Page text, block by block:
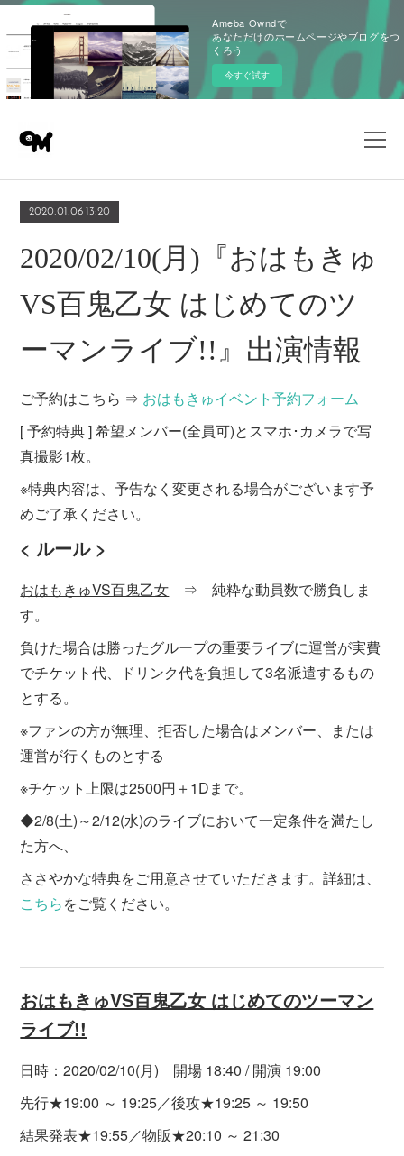
Ameba Owndで
あなただけのホームページやブログをつ
くろう
今すぐ試す
2020.01.06 13:20
2020/02/10(月)『おはもきゅ
VS百鬼乙女 はじめてのツ
ーマンライブ!!』出演情報
ご予約はこちら ⇒ おはもきゅイベント予約フォーム
[ 予約特典 ] 希望メンバー(全員可)とスマホ･カメラで写
真撮影1枚。
※特典内容は、予告なく変更される場合がございます予
めご了承ください。
< ルール >
おはもきゅVS百鬼乙女 ⇒ 純粋な動員数で勝負しま
す。
負けた場合は勝ったグループの重要ライブに運営が実費
でチケット代、ドリンク代を負担して3名派遣するもの
とする。
※ファンの方が無理、拒否した場合はメンバー、または
運営が行くものとする
※チケット上限は2500円＋1Dまで。
◆2/8(土)～2/12(水)のライブにおいて一定条件を満たし
た方へ、
ささやかな特典をご用意させていただきます。詳細は、
こちらをご覧ください。
おはもきゅVS百鬼乙女 はじめてのツーマン
ライブ!!
日時：2020/02/10(月) 開場 18:40 / 開演 19:00
先行★19:00 ～ 19:25／後攻★19:25 ～ 19:50
結果発表★19:55／物販★20:10 ～ 21:30